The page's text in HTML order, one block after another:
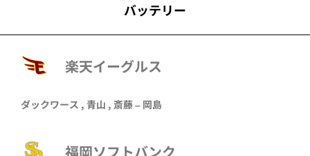
バッテリー
楽天イーグルス
ダックワース , 青山 , 斎藤 – 岡島
福岡ソフトバンク